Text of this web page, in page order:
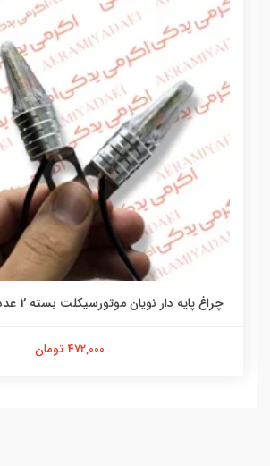
میل جک هوندا میل جک وسط هوندا
166,000 تومان